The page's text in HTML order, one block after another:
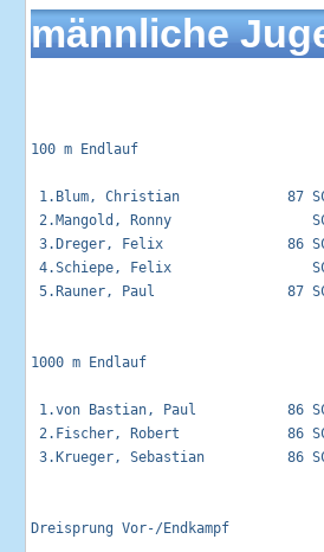
männliche
100 m Endlauf
1.Blum, Christian             87
2.Mangold, Ronny
3.Dreger, Felix               86
4.Schiepe, Felix                 SC
5.Rauner, Paul                87
1000 m Endlauf
1.von Bastian, Paul           86
2.Fischer, Robert             86
3.Krueger, Sebastian          86
Dreisprung Vor-/Endkampf